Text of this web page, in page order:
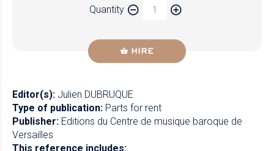
Quantity
HIRE
Editor(s): Julien DUBRUQUE
Type of publication: Parts for rent
Publisher: Editions du Centre de musique baroque de
Versailles
This reference includes: